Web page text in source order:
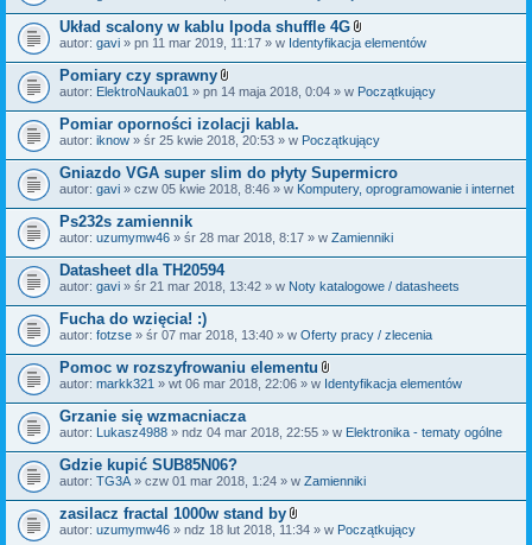
Układ scalony w kablu Ipoda shuffle 4G
Z
ł
c
z
i
k
i
autor: gavi » pn 11 mar 2019, 11:17 » w Identyfikacja elementów
Pomiary czy sprawny
Z
ł
ą
c
z
n
i
autor: ElektroNauka01 » pn 14 maja 2018, 0:04 » w Początkujący
Pomiar oporności izolacji kabla.
autor: iknow » śr 25 kwie 2018, 20:53 » w Początkujący
Gniazdo VGA super slim do płyty Supermicro
autor: gavi » czw 05 kwie 2018, 8:46 » w Komputery, oprogramowanie i internet
Ps232s zamiennik
autor: uzumymw46 » śr 28 mar 2018, 8:17 » w Zamienniki
Datasheet dla TH20594
autor: gavi » śr 21 mar 2018, 13:42 » w Noty katalogowe / datasheets
Fucha do wzięcia! :)
autor: fotzse » śr 07 mar 2018, 13:40 » w Oferty pracy / zlecenia
Pomoc w rozszyfrowaniu elementu
Z
ł
c
z
i
autor: markk321 » wt 06 mar 2018, 22:06 » w Identyfikacja elementów
Grzanie się wzmacniacza
autor: Lukasz4988 » ndz 04 mar 2018, 22:55 » w Elektronika - tematy ogólne
Gdzie kupić SUB85N06?
autor: TG3A » czw 01 mar 2018, 1:24 » w Zamienniki
zasilacz fractal 1000w stand by
Z
autor: uzumymw46 » ndz 18 lut 2018, 11:34 » w Początkujący